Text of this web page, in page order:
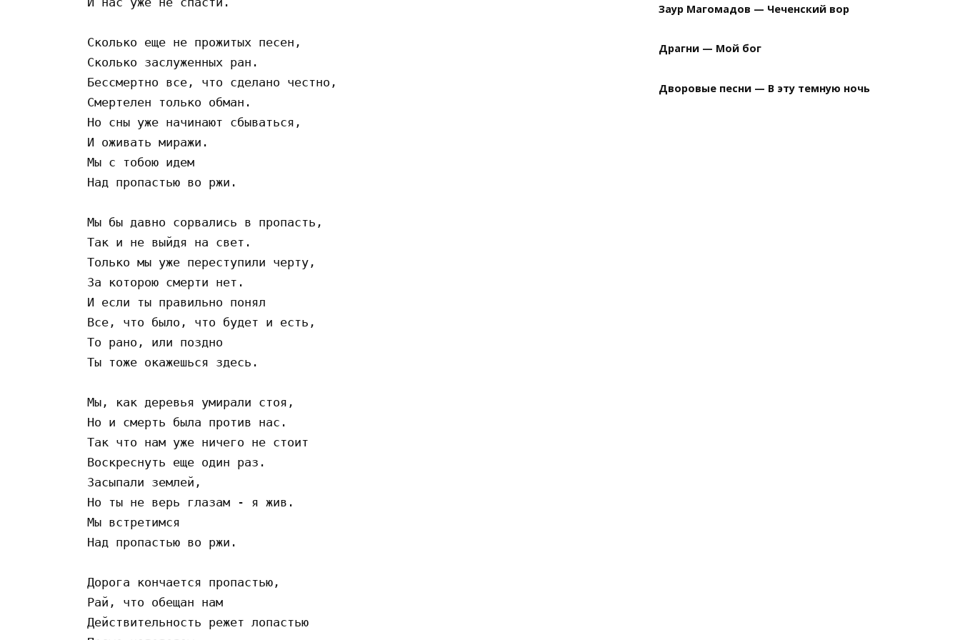
Сколько еще не прожитых песен,
Сколько заслуженных ран.
Бессмертно все, что сделано честно,
Смертелен только обман.
Но сны уже начинают сбываться,
И оживать миражи.
Мы с тобою идем
Над пропастью во ржи.
Мы бы давно сорвались в пропасть,
Так и не выйдя на свет.
Только мы уже переступили черту,
За которою смерти нет.
И если ты правильно понял
Все, что было, что будет и есть,
То рано, или поздно
Ты тоже окажешься здесь.
Мы, как деревья умирали стоя,
Но и смерть была против нас.
Так что нам уже ничего не стоит
Воскреснуть еще один раз.
Засыпали землей,
Но ты не верь глазам - я жив.
Мы встретимся
Над пропастью во ржи.
Дорога кончается пропастью,
Рай, что обещан нам
Действительность режет лопастью
Заур Магомадов — Чеченский вор
Драгни — Мой бог
Дворовые песни — В эту темную ночь